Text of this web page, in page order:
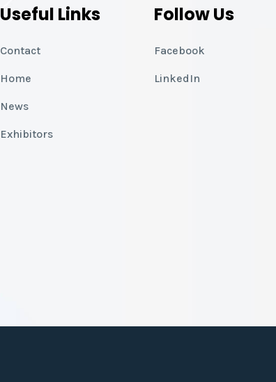
Useful Links
Contact
Home
News
Exhibitors
Follow Us
Facebook
LinkedIn